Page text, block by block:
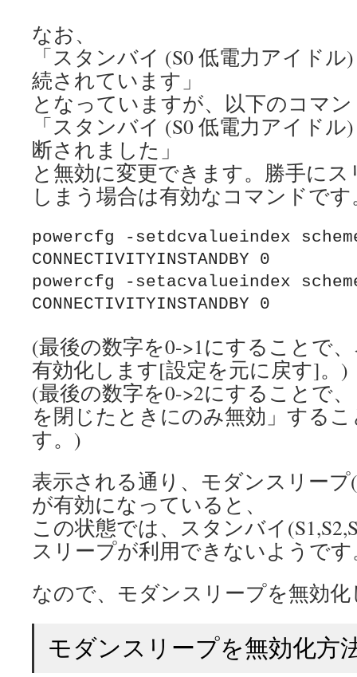
なお、
「スタンバイ (S0 低電力アイド
続されています」
となっていますが、以下のコマ
「スタンバイ (S0 低電力アイド
断されました」
と無効に変更できます。勝手に
しまう場合は有効なコマンドです
powercfg -setdcvalueindex
CONNECTIVITYINSTANDBY 0
powercfg -setacvalueindex
CONNECTIVITYINSTANDBY 0
(最後の数字を0->1にすることで
有効化します[設定を元に戻す]。)
(最後の数字を0->2にすることで
を閉じたときにのみ無効」する
す。)
表示される通り、モダンスリープ
が有効になっていると、
この状態では、スタンバイ
スリープが利用できないようです
なので、モダンスリープを無効
モダンスリープを無効化方